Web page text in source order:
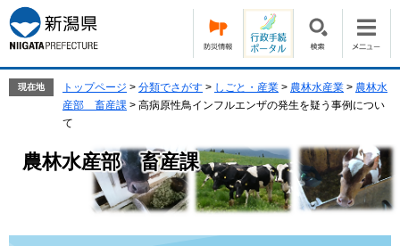
ー
ジ
の
ニ
ュ
ー
現在地 トップページ > 分類でさがす > しごと・産業 > 農林水産業 > 農林水
産部 畜産課 > 高病原性鳥インフルエンザの発生を疑う事例につい
て
農林水産部 畜産課